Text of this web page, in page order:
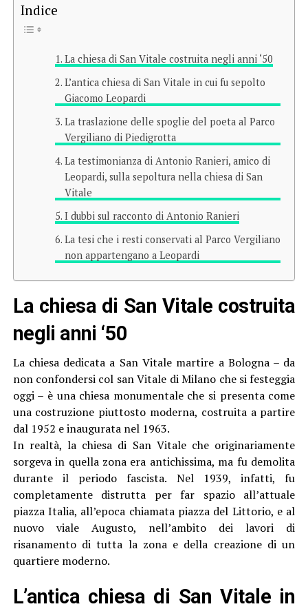
Indice
La chiesa di San Vitale costruita negli anni ‘50
L’antica chiesa di San Vitale in cui fu sepolto
Giacomo Leopardi
La traslazione delle spoglie del poeta al Parco
Vergiliano di Piedigrotta
La testimonianza di Antonio Ranieri, amico di
Leopardi, sulla sepoltura nella chiesa di San
Vitale
I dubbi sul racconto di Antonio Ranieri
La tesi che i resti conservati al Parco Vergiliano
non appartengano a Leopardi
La chiesa di San Vitale costruita
negli anni ‘50
La chiesa dedicata a San Vitale martire a Bologna – da
non confondersi col san Vitale di Milano che si festeggia
oggi – è una chiesa monumentale che si presenta come
una costruzione piuttosto moderna, costruita a partire
dal 1952 e inaugurata nel 1963.
In realtà, la chiesa di San Vitale che originariamente
sorgeva in quella zona era antichissima, ma fu demolita
durante il periodo fascista. Nel 1939, infatti, fu
completamente distrutta per far spazio all’attuale
piazza Italia, all’epoca chiamata piazza del Littorio, e al
nuovo viale Augusto, nell’ambito dei lavori di
risanamento di tutta la zona e della creazione di un
quartiere moderno.
L’antica chiesa di San Vitale in